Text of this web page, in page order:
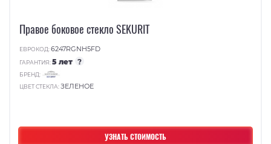
УЗНАТЬ СТОИМОСТЬ
Правое боковое стекло SEKURIT
ЕВРОКОД:6247RGNH5FD
ГАРАНТИЯ:5 лет ?
БРЕНД:
ЦВЕТ СТЕКЛА:ЗЕЛЕНОЕ